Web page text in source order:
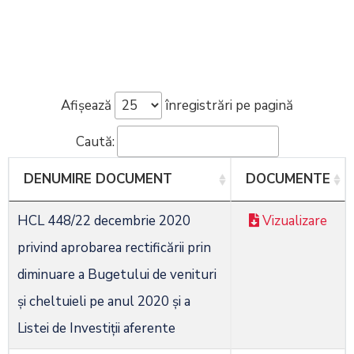
Afișează
înregistrări pe pagină
Caută:
DENUMIRE DOCUMENT DOCUMENTE
HCL 448/22 decembrie 2020
privind aprobarea rectificării prin
diminuare a Bugetului de venituri
și cheltuieli pe anul 2020 și a
Listei de Investiții aferente
Vizualizare